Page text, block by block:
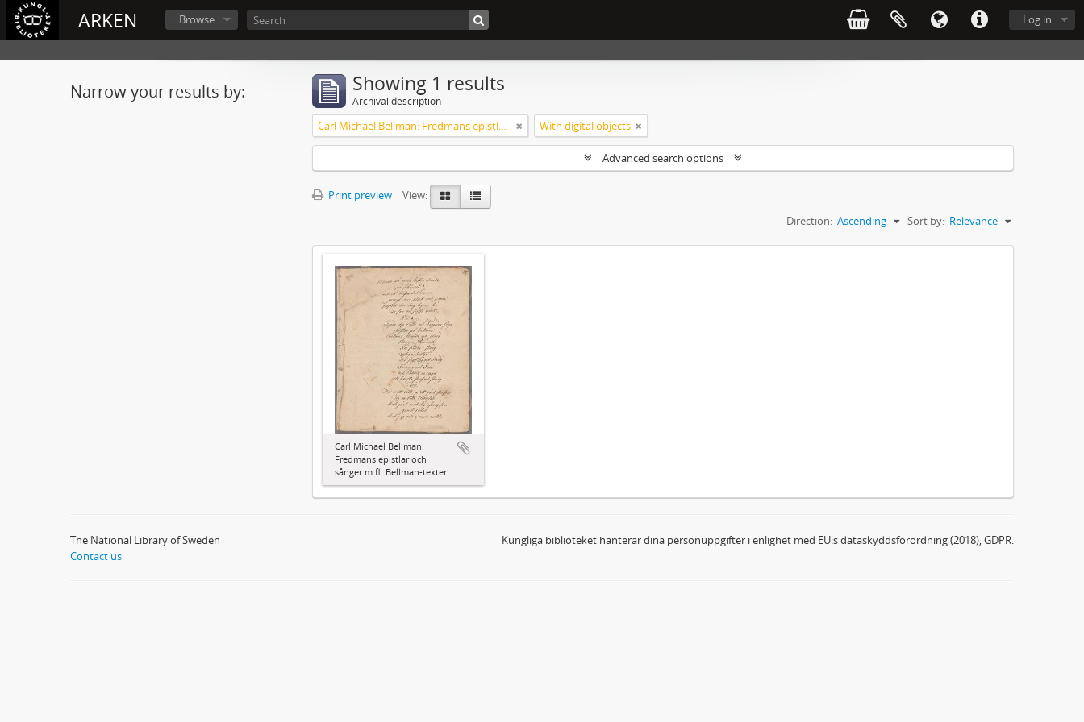
ARKEN Log in
Browse
Narrow your results by: Showing 1 results
Archival description
Carl Michael Bellman: Fredmans epistlar och sånger m.fl. Bellman-texter With digital objects
Advanced search options
Print preview
View:
Sort by: Relevance
Direction: Ascending
Carl Michael Bellman:
Fredmans epistlar och
sånger m.fl. Bellman-texter
The National Library of Sweden
Contact us
Kungliga biblioteket hanterar dina personuppgifter i enlighet med EU:s dataskyddsförordning (2018), GDPR.